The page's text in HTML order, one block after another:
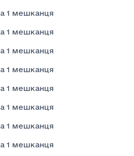
1 мешканця
1 мешканця
1 мешканця
1 мешканця
1 мешканця
1 мешканця
1 мешканця
1 мешканця